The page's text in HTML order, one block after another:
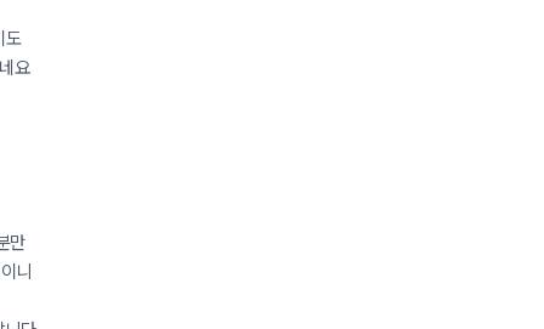
도
요
만
니